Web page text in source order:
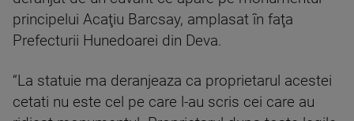
principelui Acaţiu Barcsay, amplasat în faţa
Prefecturii Hunedoarei din Deva.
“La statuie ma deranjeaza ca proprietarul acestei
cetati nu este cel pe care l-au scris cei care au